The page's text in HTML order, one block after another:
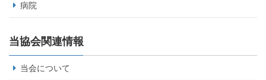
病院
当協会関連情報
当会について